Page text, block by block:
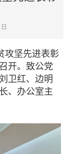
坚先进表彰
开。致公党
卫红、边明
、办公室主